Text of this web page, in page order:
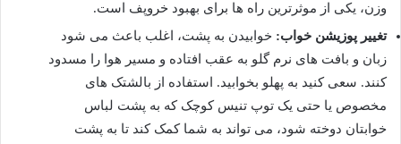
وزن، یکی از موثرترین راه ها برای بهبود خروپف است.
تغییر پوزیشن خواب: خوابیدن به پشت، اغلب باعث می شود
زبان و بافت های نرم گلو به عقب افتاده و مسیر هوا را مسدود
کنند. سعی کنید به پهلو بخوابید. استفاده از بالشتک های
مخصوص یا حتی یک توپ تنیس کوچک که به پشت لباس
خوابتان دوخته شود، می تواند به شما کمک کند تا به پشت